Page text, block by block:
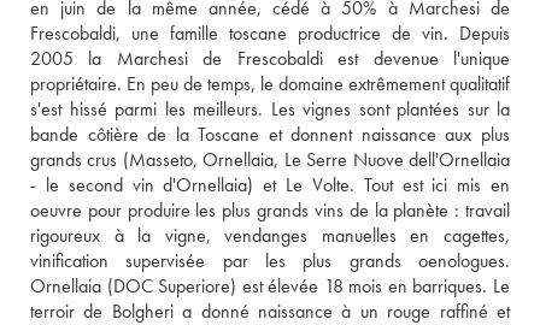
en juin de la même année, cédé à 50% à Marchesi de
Frescobaldi, une famille toscane productrice de vin. Depuis
2005 la Marchesi de Frescobaldi est devenue l'unique
propriétaire. En peu de temps, le domaine extrêmement qualitatif
s'est hissé parmi les meilleurs. Les vignes sont plantées sur la
bande côtière de la Toscane et donnent naissance aux plus
grands crus (Masseto, Ornellaia, Le Serre Nuove dell'Ornellaia
- le second vin d'Ornellaia) et Le Volte. Tout est ici mis en
oeuvre pour produire les plus grands vins de la planète : travail
rigoureux à la vigne, vendanges manuelles en cagettes,
vinification supervisée par les plus grands oenologues.
Ornellaia (DOC Superiore) est élevée 18 mois en barriques. Le
terroir de Bolgheri a donné naissance à un rouge raffiné et